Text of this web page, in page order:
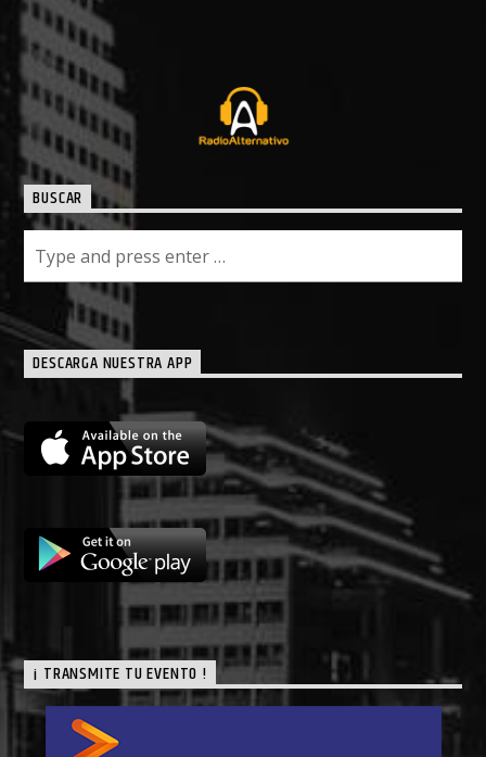
BUSCAR
DESCARGA NUESTRA APP
¡ TRANSMITE TU EVENTO !